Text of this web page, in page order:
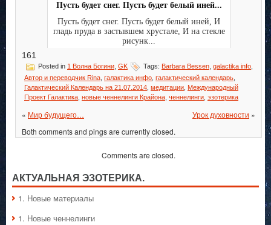
Пусть будет снег. Пусть будет белый иней...
Пусть будет снег. Пусть будет белый иней, И
гладь пруда в застывшем хрустале, И на стекле
рисунк...
161
Posted in 1 Волна Богини GK Tags: Barbara Bessen galactika info
Автор и переводчик Rina галактика инфо галактический календарь
Галактический Календарь на 21.07.2014 медитации Международный
Проект Галактика новые ченнелинги Крайона ченнелинги эзотерика
« Мир будущего… Урок духовности »
Both comments and pings are currently closed.
Comments are closed.
АКТУАЛЬНАЯ ЭЗОТЕРИКА.
1. Hовые материалы
1. Hовые ченнелинги